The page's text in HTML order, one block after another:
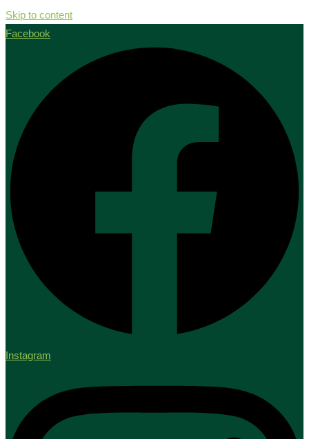
Skip to content
Facebook
Instagram